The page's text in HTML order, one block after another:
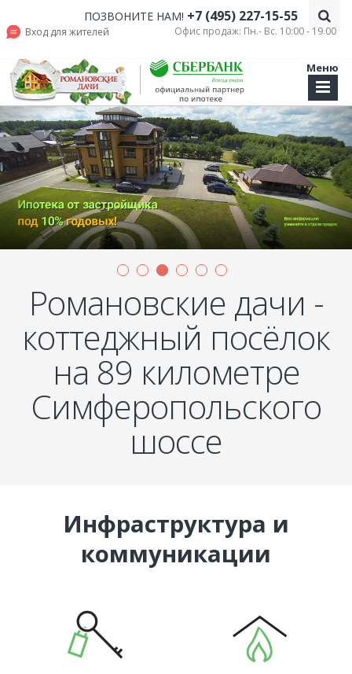
Офис продаж: Пн.- Вс. 10:00 - 19.00
Вход для жителей
ПОЗВОНИТЕ НАМ! +7 (495) 227-15-55
Меню
Романовские дачи -
коттеджный посёлок
на 89 километре
Симферопольского
шоссе
Инфраструктура и
коммуникации